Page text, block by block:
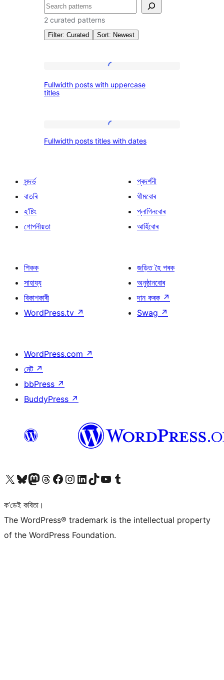
সন্ধান
কৰক
2 curated patterns
Filter: Curated Sort: Newest
Patterns:
Posts
posts
Fullwidth posts with uppercase
titles
posts
Fullwidth posts titles with dates
সন্দৰ্ভ
বাতৰি
হ’ষ্টিং
গোপনীয়তা
প্ৰদৰ্শনী
থীমবোৰ
প্লাগিনবোৰ
আৰ্হিবোৰ
শিকক
সাহায্য
বিকাশকাৰী
WordPress.tv ↗
জড়িত হৈ পৰক
অনুষ্ঠানবোৰ
দান কৰক ↗
Swag ↗
WordPress.com ↗
মেট ↗
bbPress ↗
BuddyPress ↗
আমাৰ X (আগৰ Twitter) একাউণ্টলৈ যাওকআমাৰ Bluesky একাউণ্টলৈ যাওকআমাৰ Mastodon একাউণ্টলৈ যাওকআমাৰ Threads একাউণ্টলৈ যাওকআমাৰ Facebook পৃষ্ঠালৈ যাওকআমাৰ Instagram একাউণ্টলৈ যাওকআমাৰ LinkedIn একাউণ্টলৈ যাওকআমাৰ TikTok একাউণ্টলৈ যাওকআমাৰ YouTube চেনেললৈ যাওকআমাৰ Tumblr একাউণ্টলৈ যাওক
ক’ডেই কবিতা।
The WordPress® trademark is the intellectual property
of the WordPress Foundation.